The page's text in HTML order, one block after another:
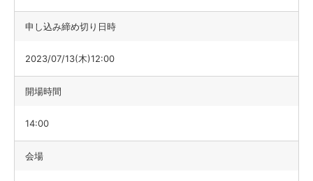
申し込み締め切り日時
2023/07/13(木)12:00
開場時間
14:00
会場